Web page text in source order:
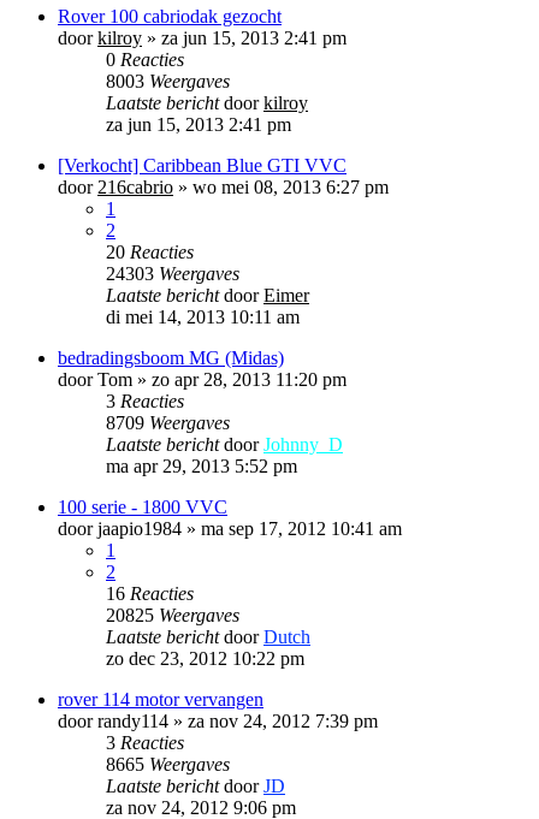
Rover 100 cabriodak gezocht
doorkilroy » za jun 15, 2013 2:41 pm
0 Reacties
8003 Weergaves
Laatste berichtdoorkilroy
za jun 15, 2013 2:41 pm
[Verkocht] Caribbean Blue GTI VVC
door 216cabrio » wo mei 08, 2013 6:27 pm
1
2
20 Reacties
24303 Weergaves
Laatste berichtdoorEimer
di mei 14, 2013 10:11 am
bedradingsboom MG (Midas)
doorTom » zo apr 28, 2013 11:20 pm
3 Reacties
8709 Weergaves
Laatste berichtdoorJohnny_D
ma apr 29, 2013 5:52 pm
100 serie - 1800 VVC
doorjaapio1984 » ma sep 17, 2012 10:41 am
1
2
16 Reacties
20825 Weergaves
Laatste berichtdoorDutch
zo dec 23, 2012 10:22 pm
rover 114 motor vervangen
doorrandy114 » za nov 24, 2012 7:39 pm
3 Reacties
8665 Weergaves
Laatste berichtdoorJD
za nov 24, 2012 9:06 pm